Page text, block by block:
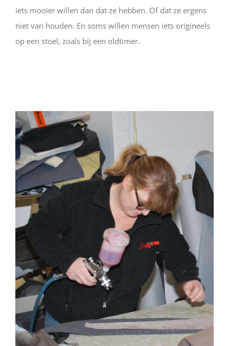
iets mooier willen dan dat ze hebben. Of dat ze ergens
niet van houden. En soms willen mensen iets origineels
op een stoel, zoals bij een oldtimer.